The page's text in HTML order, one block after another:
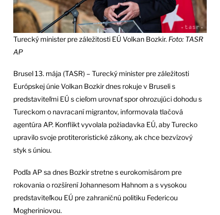
Turecký minister pre záležitosti EÚ Volkan Bozkir. Foto: TASR
AP
Brusel 13. mája (TASR) – Turecký minister pre záležitosti
Európskej únie Volkan Bozkir dnes rokuje v Bruseli s
predstaviteľmi EÚ s cieľom urovnať spor ohrozujúci dohodu s
Tureckom o navracaní migrantov, informovala tlačová
agentúra AP. Konflikt vyvolala požiadavka EÚ, aby Turecko
upravilo svoje protiteroristické zákony, ak chce bezvízový
styk s úniou.
Podľa AP sa dnes Bozkir stretne s eurokomisárom pre
rokovania o rozšírení Johannesom Hahnom a s vysokou
predstaviteľkou EÚ pre zahraničnú politiku Federicou
Mogheriniovou.